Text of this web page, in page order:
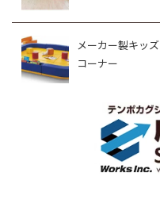
メーカー製キッズ
コーナー